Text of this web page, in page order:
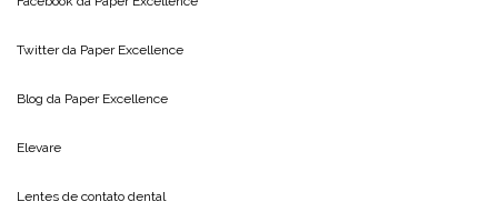
Twitter da Paper Excellence
Blog da Paper Excellence
Elevare
Lentes de contato dental